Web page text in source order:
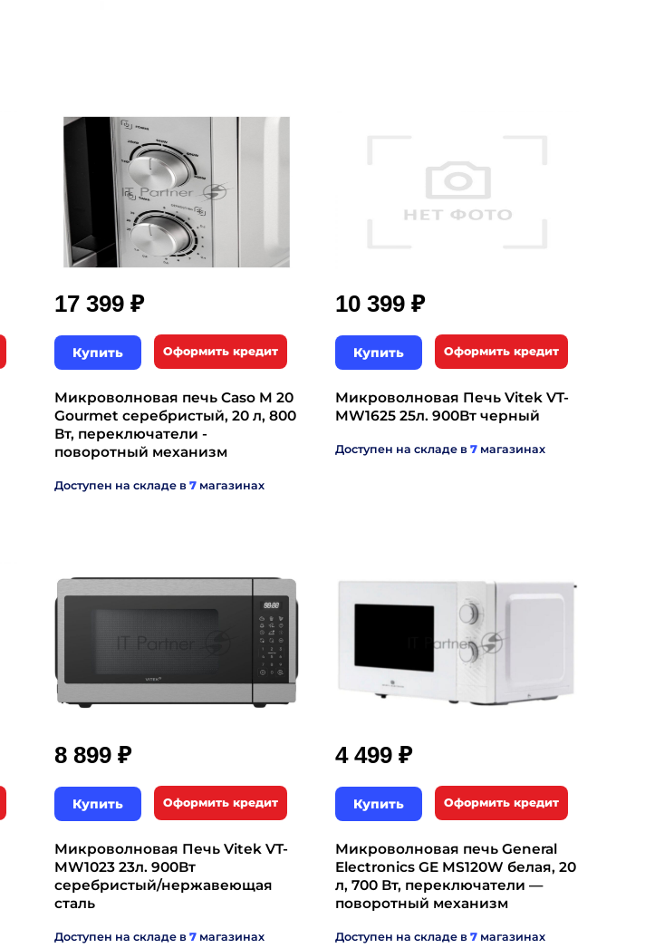
17 399 ₽
Купить Оформить кредит
Микроволновая печь Caso M 20
Gourmet серебристый, 20 л, 800
Вт, переключатели -
поворотный механизм
Доступен на складе в 7 магазинах
10 399 ₽
Купить Оформить кредит
Микроволновая Печь Vitek VT-
MW1625 25л. 900Вт черный
Доступен на складе в 7 магазинах
8 899 ₽
Купить Оформить кредит
Микроволновая Печь Vitek VT-
MW1023 23л. 900Вт
серебристый/нержавеющая
сталь
Доступен на складе в 7 магазинах
4 499 ₽
Купить Оформить кредит
Микроволновая печь General
Electronics GE MS120W белая, 20
л, 700 Вт, переключатели —
поворотный механизм
Доступен на складе в 7 магазинах